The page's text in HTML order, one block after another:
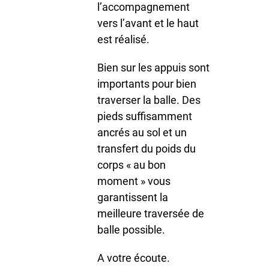
l’accompagnement
vers l’avant et le haut
est réalisé.
Bien sur les appuis sont
importants pour bien
traverser la balle. Des
pieds suffisamment
ancrés au sol et un
transfert du poids du
corps « au bon
moment » vous
garantissent la
meilleure traversée de
balle possible.
A votre écoute.